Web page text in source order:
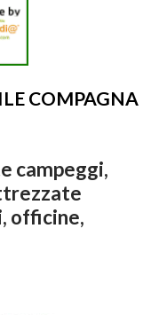
COMPAGNA
campeggi,
officine,